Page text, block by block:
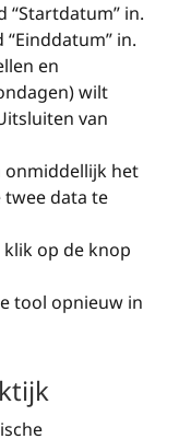
“Startdatum” in.
in.
en
wilt
van
onmiddellijk het
data te
op de knop
tool opnieuw in